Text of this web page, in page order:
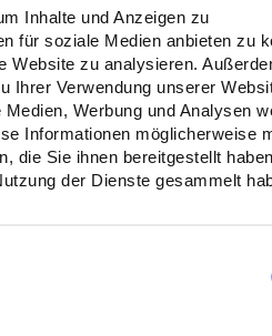
Inhalte und Anzeigen zu
für soziale Medien anbieten zu
Website zu analysieren.
Ihrer Verwendung unserer
Werbung und Analysen
Informationen möglicherweise
die Sie ihnen bereitgestellt
der Dienste gesammelt